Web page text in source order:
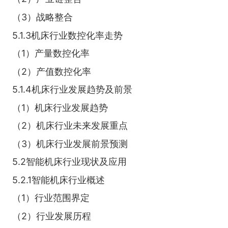
（3）战略整合
5.1.3机床行业数控化率走势
（1）产量数控化率
（2）产值数控化率
5.1.4机床行业发展趋势及前景
（1）机床行业发展趋势
（2）机床行业未来发展重点
（3）机床行业发展前景预测
5.2智能机床行业现状及应用
5.2.1智能机床行业概述
（1）行业范围界定
（2）行业发展历程